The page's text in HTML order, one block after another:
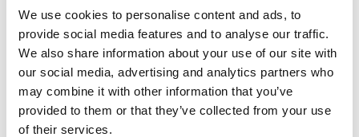
We use cookies to personalise content and ads, to
provide social media features and to analyse our traffic.
We also share information about your use of our site with
our social media, advertising and analytics partners who
may combine it with other information that you’ve
provided to them or that they’ve collected from your use
of their services.
Vertrouw jij je klasgenoten? En hoe blijf je
aardig en duidelijk als een opdracht moeilijk
wordt? In deze opdracht oefenen jullie
daarmee.